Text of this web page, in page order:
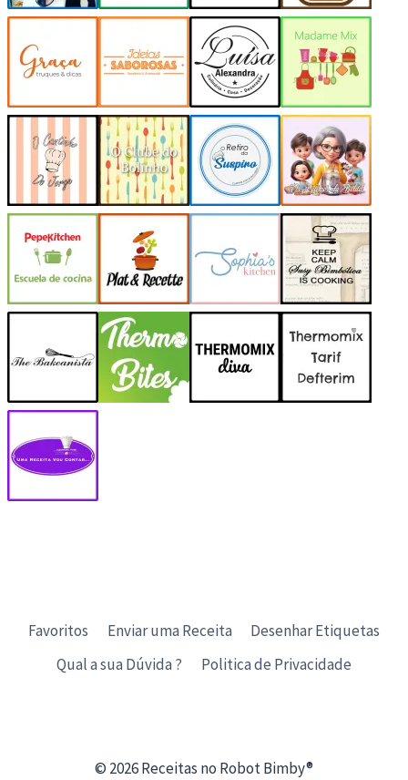
Favoritos Enviar uma Receita
Desenhar Etiquetas
Qual a sua Dúvida ?
Politica de Privacidade
© 2026 Receitas no Robot Bimby®